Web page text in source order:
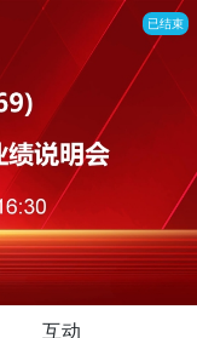
已结束
互动